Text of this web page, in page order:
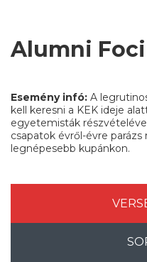
Alumni Foci
Esemény infó: A
kell keresni a KEK ideje
egyetemisták
csapatok évről-évre
legnépesebb kupánkon.